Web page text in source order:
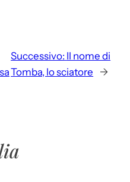
Successivo: Il nome di
Tomba, lo sciatore
→